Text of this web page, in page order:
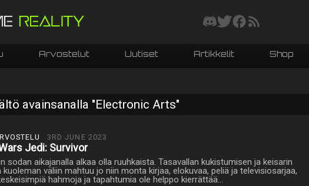
Arvostelut Uutiset Artikkelit Shop
avainsanalla "Electronic Arts"
3RD JUNE 2023
Jedi: Survivor
sodan aikajanalla alkaa olla ruuhkaista. Tasavallan kukistumisen ja keisarin
kuoleman väliin mahtuu jo niin monta kirjaa, elokuvaa, peliä ja televisiosarjaa,
hahmoja ja tapahtumia ole helppo kierrättää…